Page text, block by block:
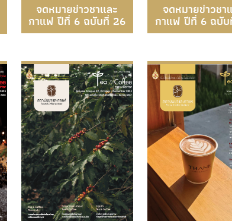
จดหมายข่าวชาและ
กาแฟ ปีที่ 6 ฉบับที่ 26
จดหมายข่าวชา
กาแฟ ปีที่ 6 ฉบั